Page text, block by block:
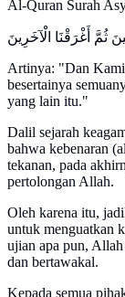
Al-Quran Surah
Artinya: "Dan Kami
besertainya
yang lain itu."
Dalil sejarah
bahwa kebenaran
tekanan, pada
pertolongan Allah.
Oleh karena itu,
untuk menguatkan
ujian apa pun,
dan bertawakal.
Kepada semua